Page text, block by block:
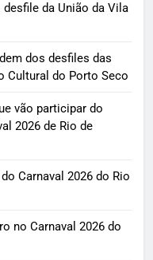
desfile da União da Vila
dos desfiles das
Cultural do Porto Seco
vão participar do
2026 de Rio de
Carnaval 2026 do Rio
no Carnaval 2026 do